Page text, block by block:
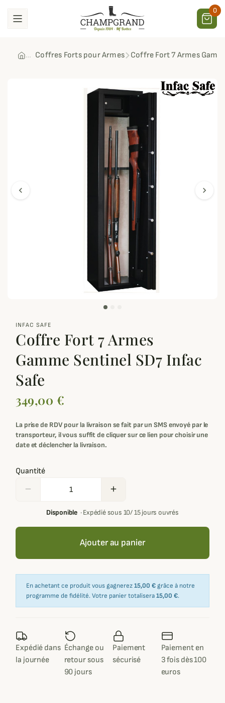
0
Coffres Forts pour Armes Coffre Fort 7 Armes
chevron_left chevron_right
INFAC SAFE
Coffre Fort 7 Armes
Gamme Sentinel SD7 Infac
Safe
349,00 €
La prise de RDV pour la livraison se fait par un SMS envoyé par le
transporteur, il vous suffit de cliquer sur ce lien pour choisir une
date et déclencher la livraison.
Quantité
remove add
Disponible ·Expédié sous 10/ 15 jours ouvrés
Ajouter au panier
En achetant ce produit vous gagnerez15,00 € grâce à notre
programme de fidélité. Votre panier totalisera15,00 €.
Expédié dans
la journée
Échange ou
retour sous
90 jours
Paiement
sécurisé
Paiement en
3 fois dès 100
euros